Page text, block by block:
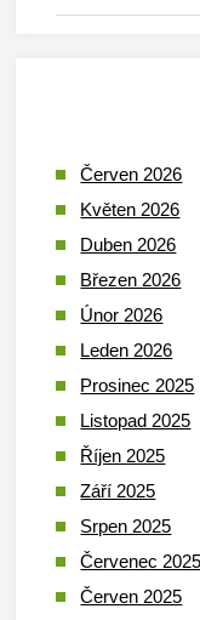
Červen 2026
Květen 2026
Duben 2026
Březen 2026
Únor 2026
Leden 2026
Prosinec 2025
Listopad 2025
Říjen 2025
Září 2025
Srpen 2025
Červenec 2025
Červen 2025